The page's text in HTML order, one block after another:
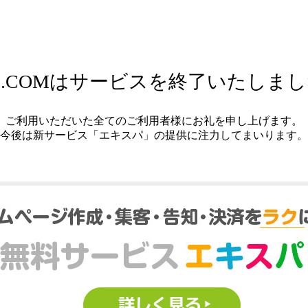
はサービスを終了いたしま
ご利用いただいた全てのご利用者様にお礼を申し上げます。
今後は新サービス「エキスパ」の提供に注力してまいります。